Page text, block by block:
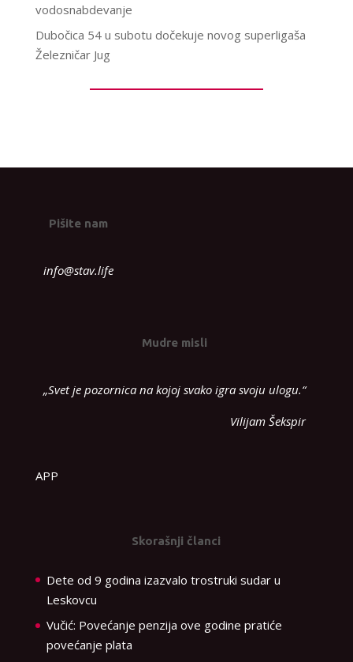
vodosnabdevanje
Dubočica 54 u subotu dočekuje novog superligaša
Železničar Jug
Pišite nam
info@stav.life
Mudre misli
„Svet je pozornica na kojoj svako igra svoju ulogu.“
Vilijam Šekspir
APP
Skorašnji članci
Dete od 9 godina izazvalo trostruki sudar u
Leskovcu
Vučić: Povećanje penzija ove godine pratiće
povećanje plata